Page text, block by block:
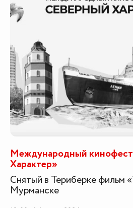
Международный
Характер»
Снятый в Териберке фильм
Мурманске